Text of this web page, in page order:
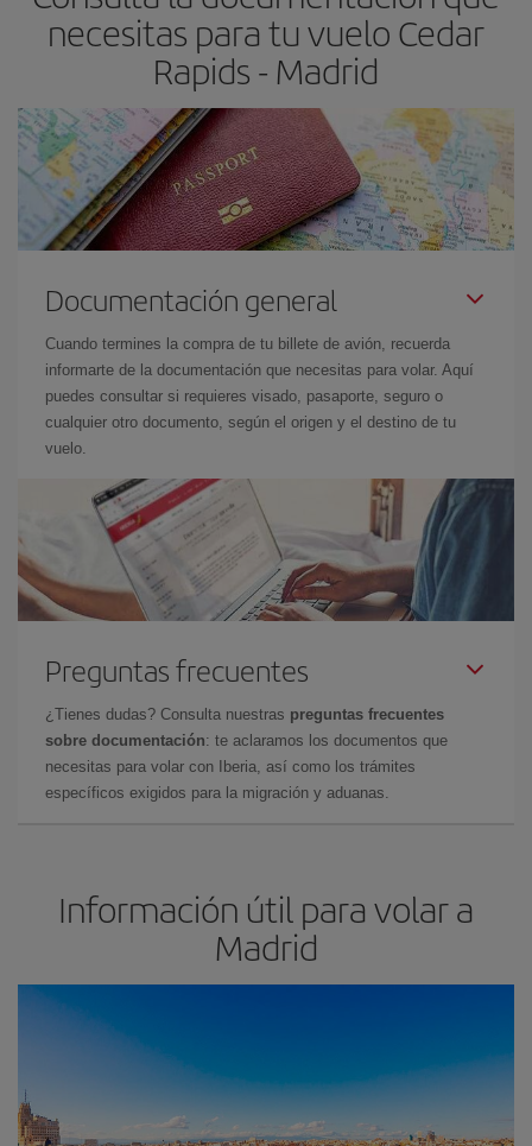
las fechas y los horarios del viaje un poco abiertos, podráselegir
el precio más barato.
necesitas para tu vuelo Cedar
Rapids - Madrid
Documentación general
Cuando termines la compra de tu billete de avión, recuerda
informarte de la documentación que necesitas para volar. Aquí
puedes consultar si requieres visado, pasaporte, seguro o
cualquier otro documento, según el origen y el destino de tu
vuelo.
Preguntas frecuentes
¿Tienes dudas? Consulta nuestras preguntas frecuentes
sobre documentación: te aclaramos los documentos que
necesitas para volar con Iberia, así como los trámites
específicos exigidos para la migración y aduanas.
Información útil para volar a
Madrid